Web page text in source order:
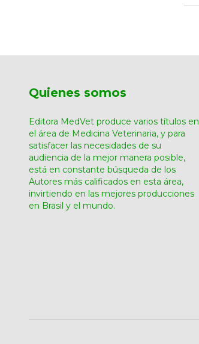
Quienes somos
Editora MedVet produce varios títulos en
el área de Medicina Veterinaria, y para
satisfacer las necesidades de su
audiencia de la mejor manera posible,
está en constante búsqueda de los
Autores más calificados en esta área,
invirtiendo en las mejores producciones
en Brasil y el mundo.